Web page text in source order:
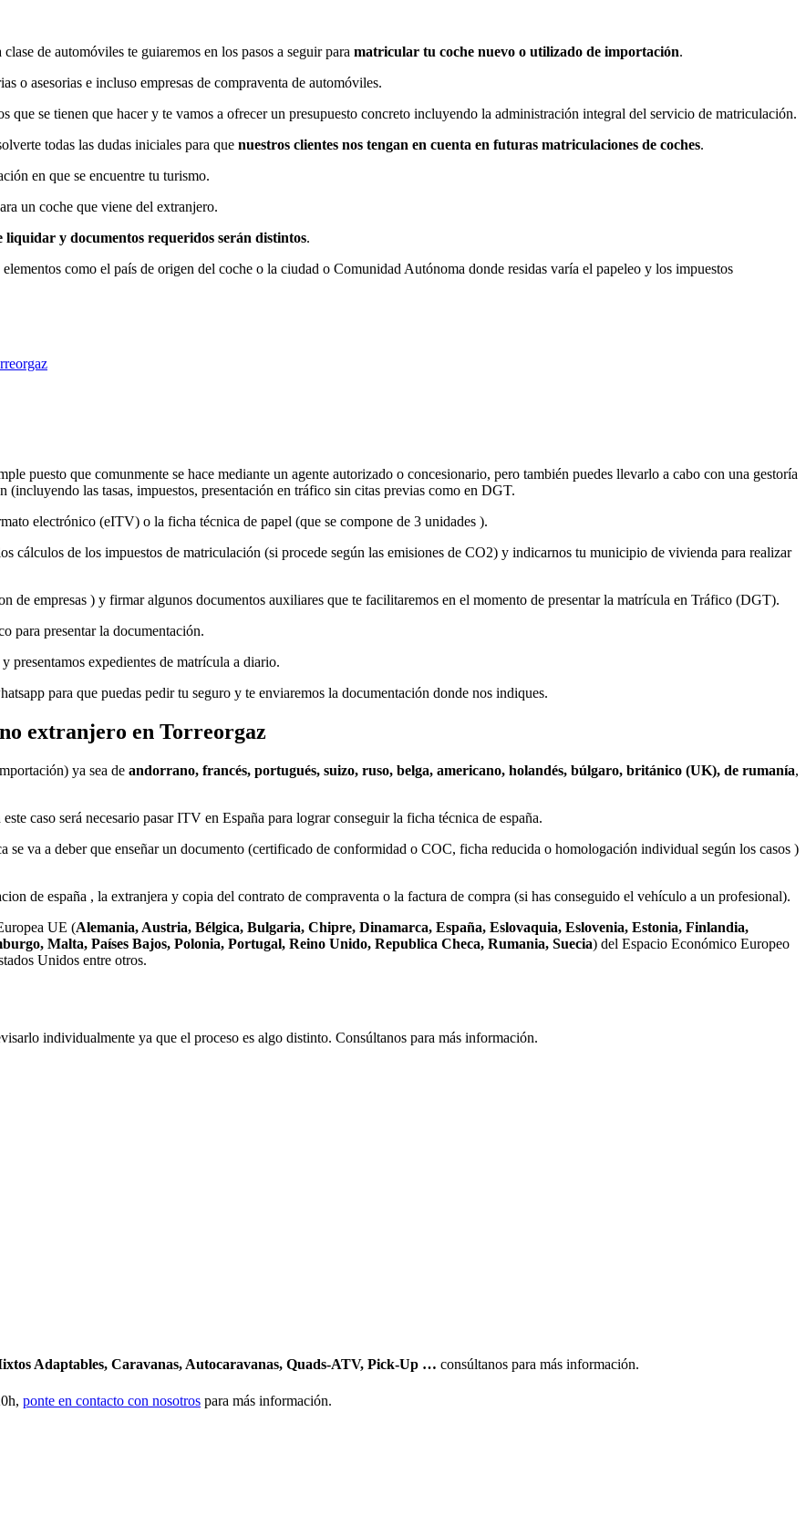
clase de automóviles te guiaremos en los pasos a seguir para matricular tu coche nuevo o utilizado de importación.
o asesorias e incluso empresas de compraventa de automóviles.
que se tienen que hacer y te vamos a ofrecer un presupuesto concreto incluyendo la administración integral del servicio de matriculación.
todas las dudas iniciales para que nuestros clientes nos tengan en cuenta en futuras matriculaciones de coches.
en que se encuentre tu turismo.
un coche que viene del extranjero.
liquidar y documentos requeridos serán distintos.
como el país de origen del coche o la ciudad o Comunidad Autónoma donde residas varía el papeleo y los impuestos
puesto que comunmente se hace mediante un agente autorizado o concesionario, pero también puedes llevarlo a cabo con una gestoría
las tasas, impuestos, presentación en tráfico sin citas previas como en DGT.
electrónico (eITV) o la ficha técnica de papel (que se compone de 3 unidades ).
cálculos de los impuestos de matriculación (si procede según las emisiones de CO2) y indicarnos tu municipio de vivienda para realizar
de empresas ) y firmar algunos documentos auxiliares que te facilitaremos en el momento de presentar la matrícula en Tráfico (DGT).
para presentar la documentación.
presentamos expedientes de matrícula a diario.
para que puedas pedir tu seguro y te enviaremos la documentación donde nos indiques.
extranjero en Torreorgaz
ya sea de andorrano, francés, portugués, suizo, ruso, belga, americano, holandés, búlgaro, británico (UK), de rumanía,
caso será necesario pasar ITV en España para lograr conseguir la ficha técnica de españa.
se va a deber que enseñar un documento (certificado de conformidad o COC, ficha reducida o homologación individual según los casos )
de españa , la extranjera y copia del contrato de compraventa o la factura de compra (si has conseguido el vehículo a un profesional).
UE (Alemania, Austria, Bélgica, Bulgaria, Chipre, Dinamarca, España, Eslovaquia, Eslovenia, Estonia, Finlandia,
Malta, Países Bajos, Polonia, Portugal, Reino Unido, Republica Checa, Rumania, Suecia) del Espacio Económico Europeo
Unidos entre otros.
individualmente ya que el proceso es algo distinto. Consúltanos para más información.
Adaptables, Caravanas, Autocaravanas, Quads-ATV, Pick-Up … consúltanos para más información.
ponte en contacto con nosotros para más información.